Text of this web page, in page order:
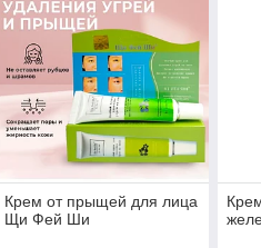
Крем от прыщей для лица
Щи Фей Ши